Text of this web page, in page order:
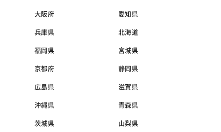
大阪府 愛知県
兵庫県 北海道
福岡県 宮城県
京都府 静岡県
広島県 滋賀県
沖縄県 青森県
茨城県 山梨県